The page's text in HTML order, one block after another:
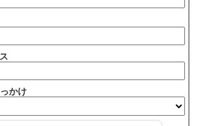
かけ